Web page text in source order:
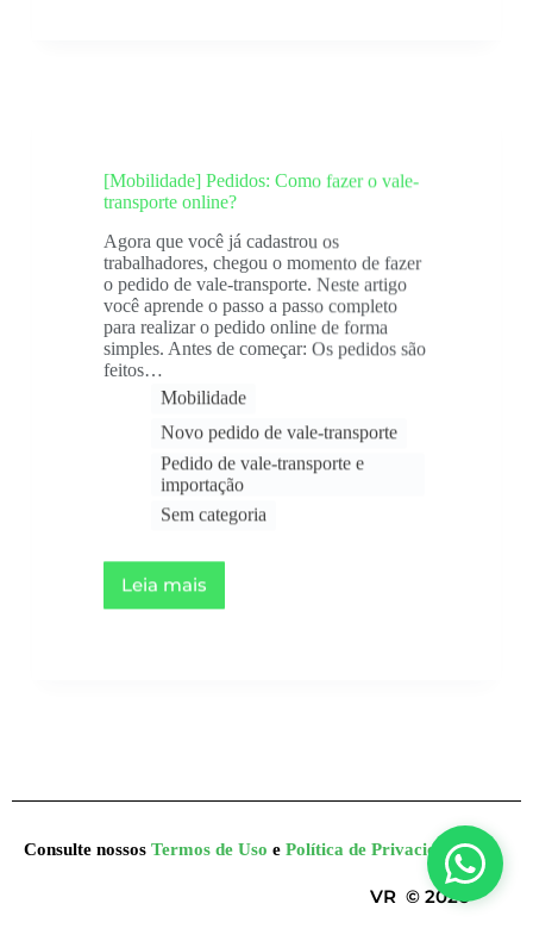
transporte online?
Agora que você já cadastrou os
trabalhadores, chegou o momento de fazer
o pedido de vale-transporte. Neste artigo
você aprende o passo a passo completo
para realizar o pedido online de forma
simples. Antes de começar: Os pedidos são
feitos…
Novo pedido ​de vale-transporte
Pedido de vale-transporte e
importação
Sem categoria
Consulte nossos Termos de Uso e Política de Privacidade
VR © 2026